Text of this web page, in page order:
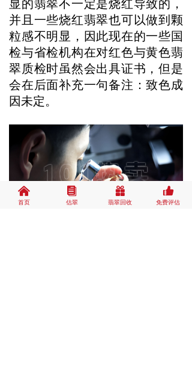
显的翡翠不一定是烧红导致的，
并且一些烧红翡翠也可以做到颗
粒感不明显，因此现在的一些国
检与省检机构在对红色与黄色翡
翠质检时虽然会出具证书，但是
会在后面补充一句备注：致色成
因未定。
낀
首页
뀴
估翠
끣
翡翠回收
뀗
免费评估